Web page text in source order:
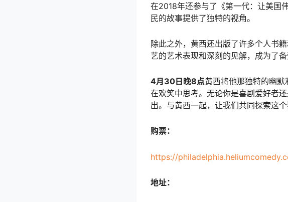
在2018年还参与了《第一代：让美国
民的故事提供了独特的视角。
除此之外，黄西还出版了许多个人书
艺的艺术表现和深刻的见解，成为了
4月30日晚8点黄西将他那独特的幽
在欢笑中思考。无论你是喜剧爱好者
出。与黄西一起，让我们共同探索这
购票：
https://
地址：